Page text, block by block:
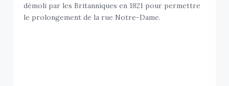
démoli par les Britanniques en 1821 pour permettre
le prolongement de la rue Notre-Dame.